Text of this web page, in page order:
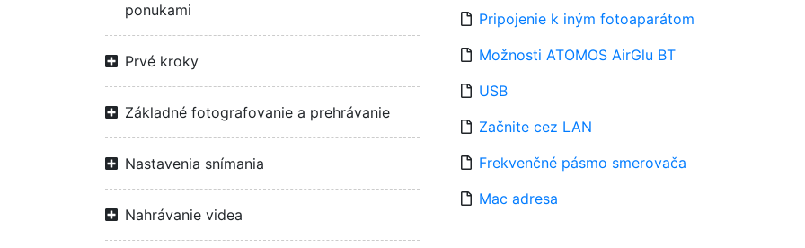
ponukami
Prvé kroky
Základné fotografovanie a prehrávanie
Nastavenia snímania
Nahrávanie videa
Pripojenie k iným fotoaparátom
Možnosti ATOMOS AirGlu BT
USB
Začnite cez LAN
Frekvenčné pásmo smerovača
Mac adresa